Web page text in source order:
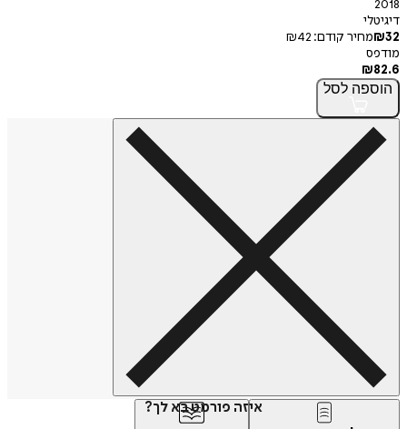
2018
דיגיטלי
₪32 מחיר קודם: ₪42
מודפס
₪82.6
הוספה לסל
איזה פורמט בא לך?